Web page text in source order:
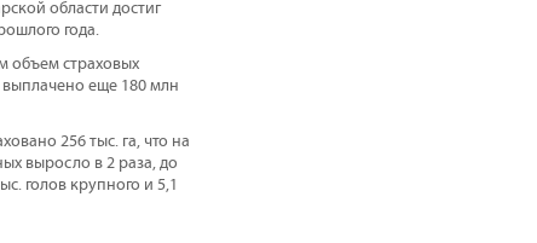
области достиг
года.
объем страховых
выплачено еще 180 млн
256 тыс. га, что на
выросло в 2 раза, до
голов крупного и 5,1